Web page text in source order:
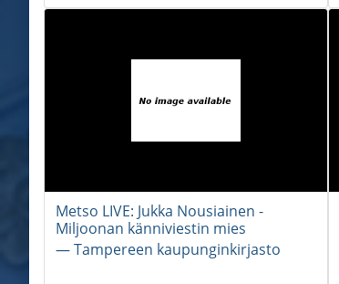
Metso LIVE: Jukka Nousiainen -
Miljoonan känniviestin mies
― Tampereen kaupunginkirjasto